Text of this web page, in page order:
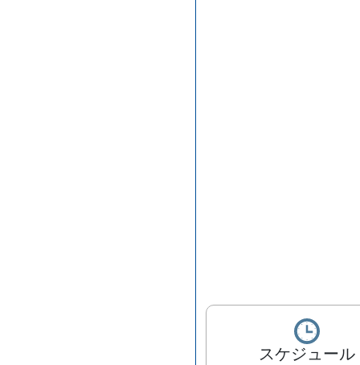
スケジュール